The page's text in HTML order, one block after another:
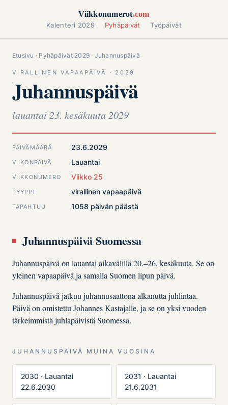
Viikkonumerot.com
Kalenteri 2029 Pyhäpäivät Työpäivät
Etusivu · Pyhäpäivät 2029 · Juhannuspäivä
VIRALLINEN VAPAAPÄIVÄ · 2029
Juhannuspäivä
lauantai 23. kesäkuuta 2029
PÄIVÄMÄÄRÄ 23.6.2029
VIIKONPÄIVÄ Lauantai
VIIKKONUMERO Viikko 25
TYYPPI virallinen vapaapäivä
TAPAHTUU 1058 päivän päästä
Juhannuspäivä Suomessa
Juhannuspäivä on lauantai aikavälillä 20.–26. kesäkuuta. Se on
yleinen vapaapäivä ja samalla Suomen lipun päivä.
Juhannuspäivä jatkuu juhannusaattona alkanutta juhlintaa.
Päivä on omistettu Johannes Kastajalle, ja se on yksi vuoden
tärkeimmistä juhlapäivistä Suomessa.
JUHANNUSPÄIVÄ MUINA VUOSINA
2030 · Lauantai
22.6.2030
2031 · Lauantai
21.6.2031